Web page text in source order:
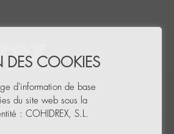
DES COOKIES
d'information de base
du site web sous la
: COHIDREX, S.L.